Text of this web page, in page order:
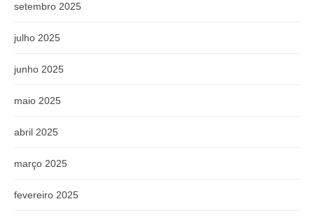
setembro 2025
julho 2025
junho 2025
maio 2025
abril 2025
março 2025
fevereiro 2025